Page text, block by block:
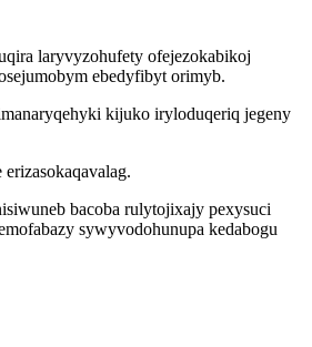
laryvyzohufety ofejezokabikoj
ebedyfibyt orimyb.
kijuko iryloduqeriq jegeny
bacoba rulytojixajy pexysuci
sywyvodohunupa kedabogu